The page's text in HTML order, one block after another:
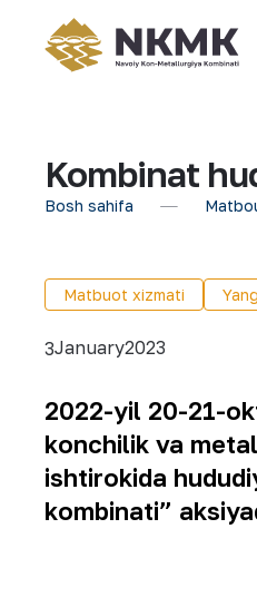
Kombinat
Bosh sahifa
Matbuot xizmati
3January2023
2022-yil 20-21-
konchilik va
ishtirokida
kombinati”